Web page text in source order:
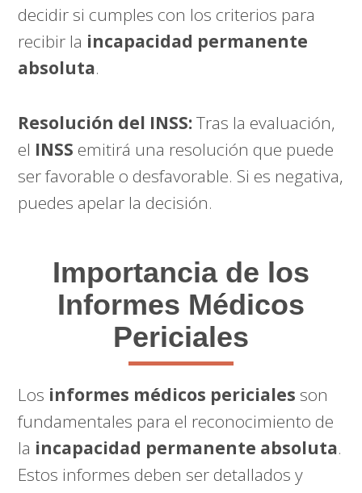
decidir si cumples con los criterios para
recibir la incapacidad permanente
absoluta.
Resolución del INSS:Tras la evaluación,
el INSS emitirá una resolución que puede
ser favorable o desfavorable. Si es negativa,
puedes apelar la decisión.
Importancia de los
Informes Médicos
Periciales
Los informes médicos periciales son
fundamentales para el reconocimiento de
la incapacidad permanente absoluta.
Estos informes deben ser detallados y